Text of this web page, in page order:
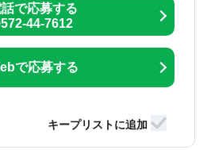
で応募する
44-7612
で応募する